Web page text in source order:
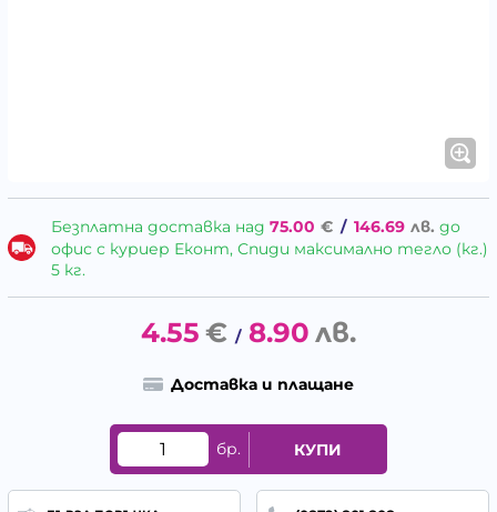
Безплатна доставка над 75.00 € / 146.69 лв. до
офис с куриер Еконт, Спиди максимално тегло (кг.)
5 кг.
4.55 € / 8.90 лв.
Доставка и плащане
бр. КУПИ